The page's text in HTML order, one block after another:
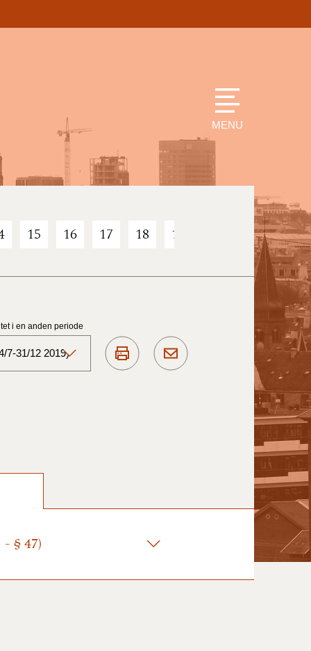
MENU
15 16 17 18 19 21 22
i en anden periode
7-31/12 2019)
1-30/6 2025)
7- 31/12
§ 47)